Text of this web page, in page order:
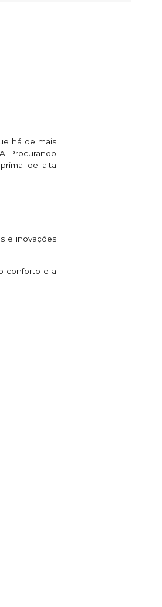
há de mais
Procurando
de alta
e inovações
conforto e a